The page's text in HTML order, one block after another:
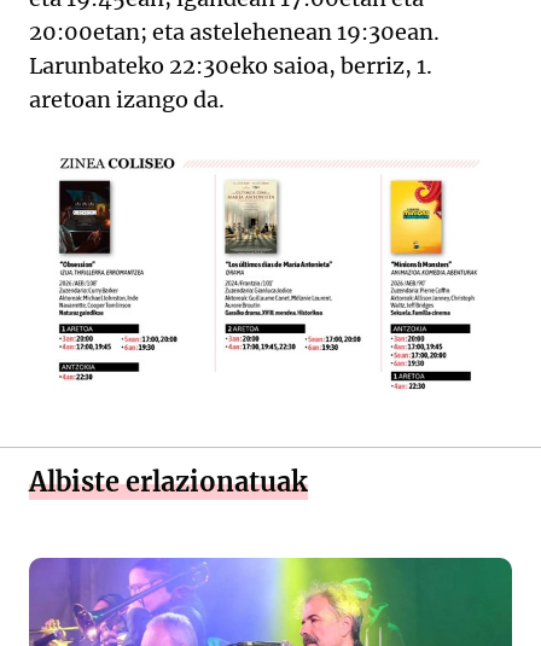
20:00etan; eta astelehenean 19:30ean.
Larunbateko 22:30eko saioa, berriz, 1.
aretoan izango da.
Albiste erlazionatuak